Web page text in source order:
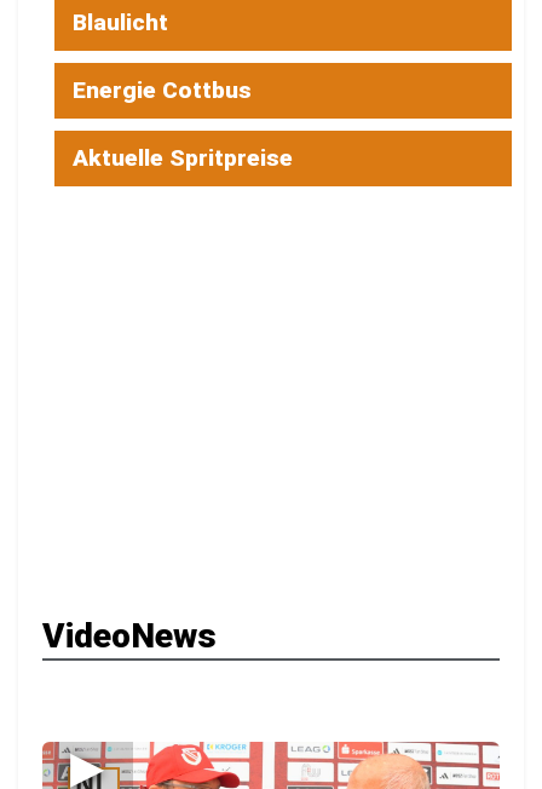
Blaulicht
Energie Cottbus
Aktuelle Spritpreise
VideoNews
▶